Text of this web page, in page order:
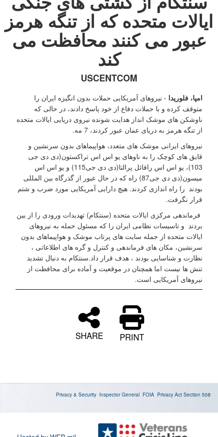
ایالات متحده که از تنگه هرمز
عبور می کنند محافظت می
کند
USCENTCOM
امپا، فلوریدا - نیروهای آمریکایی حملات بدون انگیزه ایران را
متوقف کرده و با حملات دفاع از خود پاسخ دادند، در حالی که
ناوشکن های موشک انداز هدایت شونده نیروی دریایی ایالات متحده
از تنگه هرمز به دریای عمان عبور کردند، 7 مه.
نیروهای ایرانی موشک های متعدد، هواپیماهای بدون سرنشین و
قایق های کوچک را به ناوهای یو اس اس تراکستون(دی دی جی
103)، یو اس اس رافائل پرالتا(دی دی جی115) و یو اس اس
میسون(دی دی جی87) راه که در حال عبور از گذرگاه بین المللی
بودند را راه اندازی کردند. هیچ دارایی آمریکایی مورد ضرب و شتم
قرار نگرفت.
فرماندهی مرکزی ایالات متحده (سنتکام) تهدیدات ورودی را از بین
بردند و تاسیسات نظامی ایران را که مسئول حمله به نیروهای
ایالات متحده از جمله سایت های پرتاب موشک و هواپیماهای بدون
سرنشین، مکان های فرماندهی و کنترل و گره های اطلاعاتی ،
نظارت و شناسایی بودند ، هدف قرار داد.سنتکام به دنبال تشدید
تنش ها نیست اما همچنان در موقعیت و آماده برای محافظت از
نیروهای آمریکایی است.
SHARE PRINT
Privacy & Security Inspector General FOIA Privacy Act Section 508